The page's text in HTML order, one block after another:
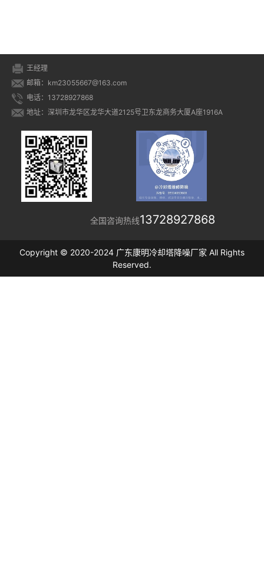
王经理
邮箱：km23055667@163.com
电话：13728927868
地址：深圳市龙华区龙华大道2125号卫东龙商务大厦A座1916A
全国咨询热线13728927868
Copyright © 2020-2024 广东康明冷却塔降噪厂家 All Rights
Reserved.